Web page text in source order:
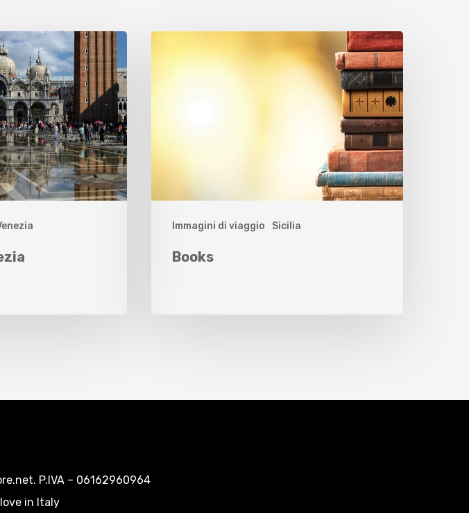
Immagini di viaggio Sicilia
Books
P.IVA – 06162960964
in Italy